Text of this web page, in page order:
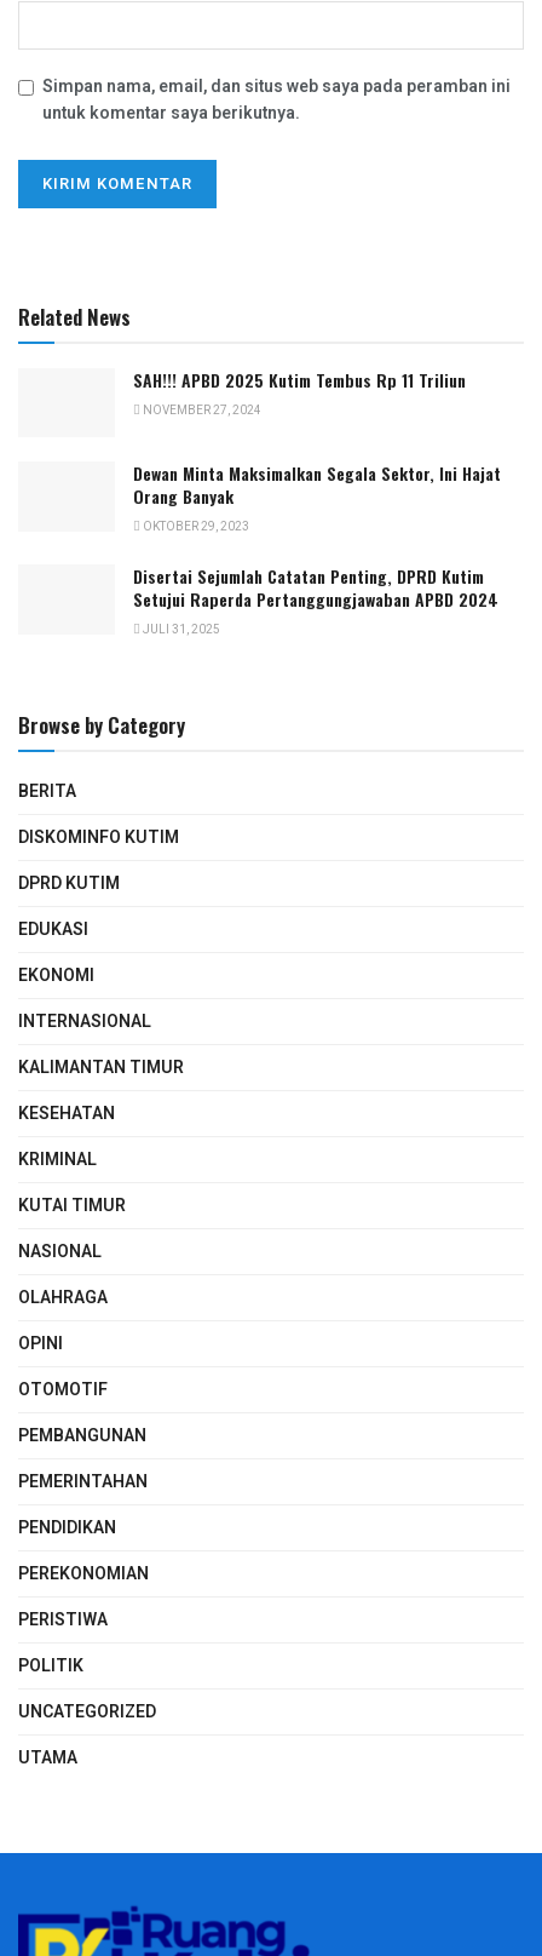
Simpan nama, email, dan situs web saya pada peramban ini
untuk komentar saya berikutnya.
Related News
SAH!!! APBD 2025 Kutim Tembus Rp 11 Triliun
NOVEMBER 27, 2024
Dewan Minta Maksimalkan Segala Sektor, Ini Hajat
Orang Banyak
OKTOBER 29, 2023
Disertai Sejumlah Catatan Penting, DPRD Kutim
Setujui Raperda Pertanggungjawaban APBD 2024
JULI 31, 2025
Browse by Category
BERITA
DISKOMINFO KUTIM
DPRD KUTIM
EDUKASI
EKONOMI
INTERNASIONAL
KALIMANTAN TIMUR
KESEHATAN
KRIMINAL
KUTAI TIMUR
NASIONAL
OLAHRAGA
OPINI
OTOMOTIF
PEMBANGUNAN
PEMERINTAHAN
PENDIDIKAN
PEREKONOMIAN
PERISTIWA
POLITIK
UNCATEGORIZED
UTAMA